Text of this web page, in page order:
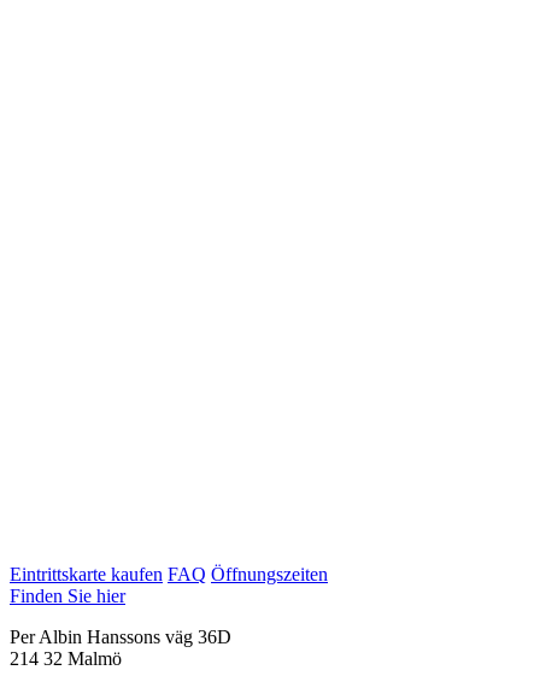
Eintrittskarte kaufen FAQ Öffnungszeiten
Finden Sie hier
Per Albin Hanssons väg 36D
214 32 Malmö